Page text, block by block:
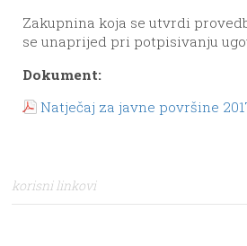
Zakupnina koja se utvrdi
se unaprijed pri potpisivanju
Dokument:
Natječaj za javne površine
korisni linkovi